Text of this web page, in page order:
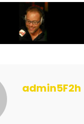
admin5F2h